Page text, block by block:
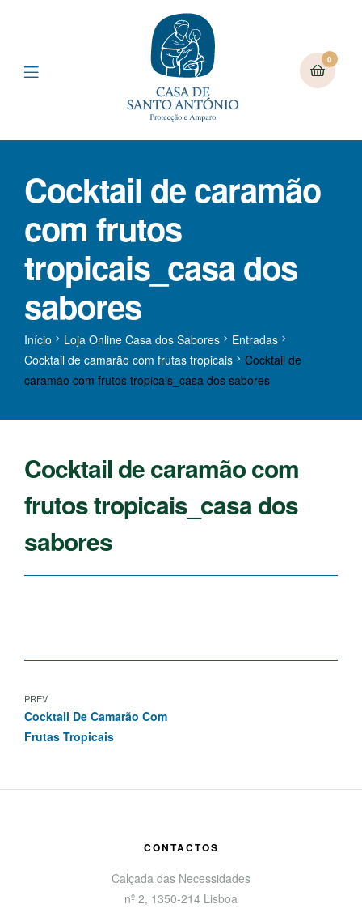
0
Cocktail de caramão
com frutos
tropicais_casa dos
sabores
Início Loja Online Casa dos Sabores
Entradas
Cocktail de camarão com frutas tropicais
Cocktail de
caramão com frutos tropicais_casa dos sabores
Cocktail de caramão com
frutos tropicais_casa dos
sabores
PREV
Cocktail De Camarão Com
Frutas Tropicais
CONTACTOS
Calçada das Necessidades
nº 2, 1350-214 Lisboa